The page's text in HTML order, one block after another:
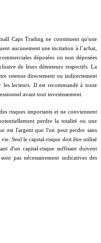
Caps Trading ne constituent qu'une
aucunement une incitation à l’achat,
déposées ou non déposées
de leurs détenteurs respectifs. La
retenue directement ou indirectement
lecteurs. Il est recommandé à toute
avant tout investissement.
risques importants et ne conviennent
perdre la totalité ou une
est l'argent que l'on peut perdre sans
Seul le capital-risque doit être utilisé
d'un capital-risque suffisant doivent
pas nécessairement indicatives des